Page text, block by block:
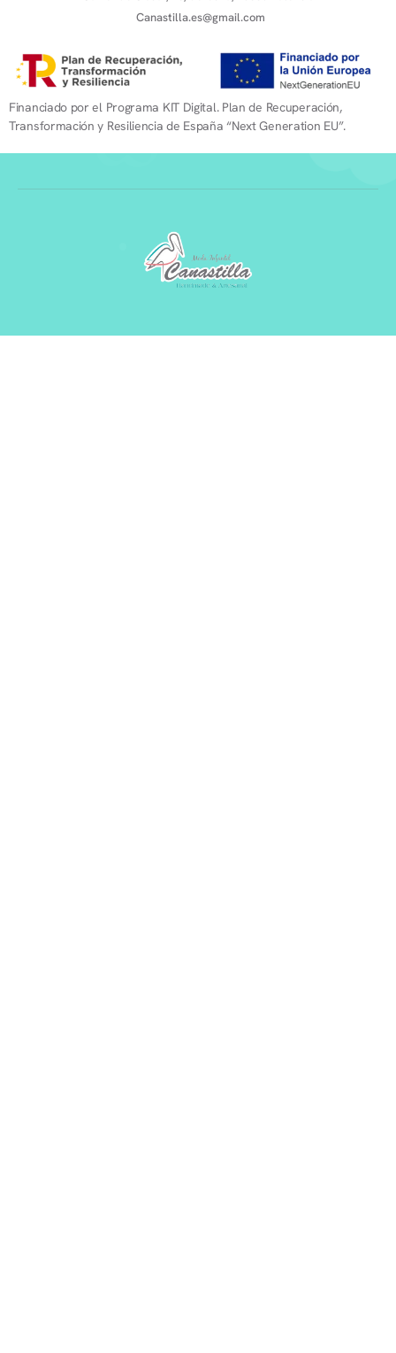
Canastilla.es@gmail.com
Financiado por el Programa KIT Digital. Plan de Recuperación,
Transformación y Resiliencia de España “Next Generation EU”.